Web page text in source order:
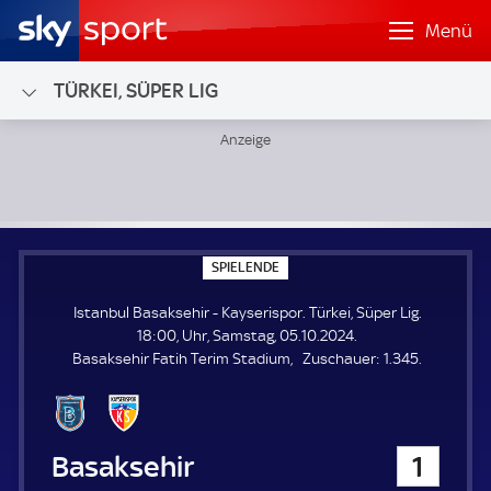
Menü
TÜRKEI, SÜPER LIG
SPIELENDE
P
E
L
E
N
Istanbul Basaksehir - Kayserispor. Türkei, Süper Lig.
18:00, Uhr, Samstag, 05.10.2024.
Basaksehir Fatih Terim Stadium
Zuschauer: Z1.345.
Istanbul Basaksehir 1